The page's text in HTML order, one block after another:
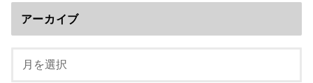
アーカイブ